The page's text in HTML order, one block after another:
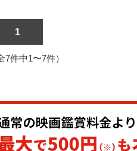
1
7件中1〜7件）